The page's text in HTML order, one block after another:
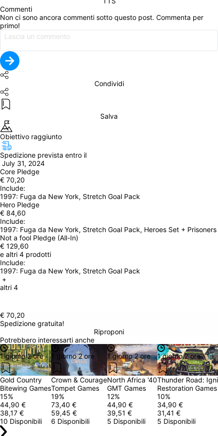
Commenti
Non ci sono ancora commenti sotto questo post. Commenta per
primo!
Condividi
Salva
Obiettivo raggiunto
Spedizione prevista entro il
July 31, 2024
Core Pledge
€ 70,20
Include:
1997: Fuga da New York, Stretch Goal Pack
Hero Pledge
€ 84,60
Include:
1997: Fuga da New York, Stretch Goal Pack, Heroes Set + Prisoners
Not a fool Pledge (All-In)
€ 129,60
e altri 4 prodotti
Include:
1997: Fuga da New York, Stretch Goal Pack
+
altri 4
€ 70,20
Spedizione gratuita!
Riproponi
Potrebbero interessarti anche
1 giorno 2 ore
Gold Country
Bitewing Games
15%
44,90 €
38,17 €
10 Disponibili
1 giorno 2 ore
Crown & Courage
Tompet Games
19%
73,40 €
59,45 €
6 Disponibili
1 giorno 2 ore
North Africa '40
GMT Games
12%
44,90 €
39,51 €
5 Disponibili
1 giorno 2 ore
Thunder Road:
Restoration Games
10%
34,90 €
31,41 €
5 Disponibili